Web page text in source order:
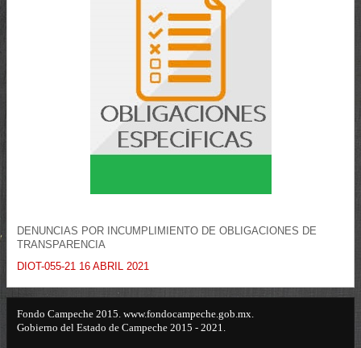
DENUNCIAS POR INCUMPLIMIENTO DE OBLIGACIONES DE
TRANSPARENCIA
DIOT-055-21 16 ABRIL 2021
Fondo Campeche 2015. www.fondocampeche.gob.mx.
Gobierno del Estado de Campeche 2015 - 2021.